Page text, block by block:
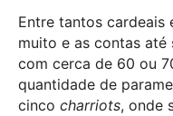
Entre tantos cardeais
muito e as contas até
com cerca de 60 ou
quantidade de
cinco charriots, onde